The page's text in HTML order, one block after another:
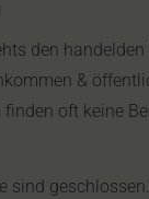
den
&
oft keine
sind geschlossen.